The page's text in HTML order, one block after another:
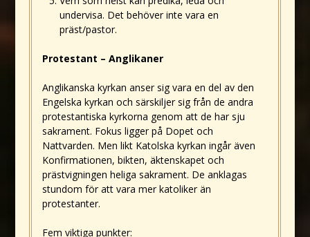
undervisa. Det behöver inte vara en
präst/pastor.
Protestant – Anglikaner
Anglikanska kyrkan anser sig vara en del av den
Engelska kyrkan och särskiljer sig från de andra
protestantiska kyrkorna genom att de har sju
sakrament. Fokus ligger på Dopet och
Nattvarden. Men likt Katolska kyrkan ingår även
Konfirmationen, bikten, äktenskapet och
prästvigningen heliga sakrament. De anklagas
stundom för att vara mer katoliker än
protestanter.
Fem viktiga punkter: